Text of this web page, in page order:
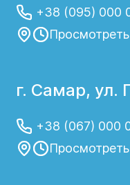
+38 (095) 000
Просмотреть
г. Самар, ул.
+38 (067) 000
Просмотреть